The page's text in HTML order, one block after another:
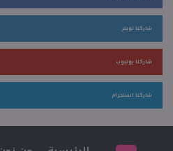
شاركنا تويتر
شاركنا يوتيوب
شاركنا انستجرام